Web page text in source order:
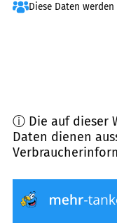
Diese Daten
ⓘ Die auf dieser
Daten dienen